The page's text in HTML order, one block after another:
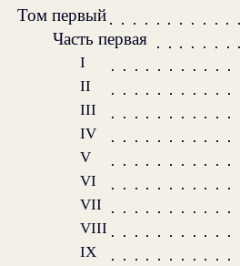
Том первый
Часть первая
I
II
III
IV
V
VI
VII
VIII
IX